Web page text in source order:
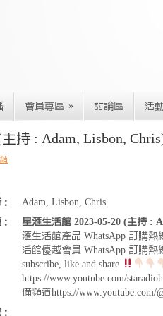
會員專區 » 討論區 活
持 : Adam, Lisbon,
Adam, Lisbon, Chris
星滙生活館 2023-05-20 (主持 :
滙生活館產品 WhatsApp 訂購熱
活館優越會員 WhatsApp 訂購熱
subscribe, like and share
https://www.youtube.com/
備頻道https://www.youtube.com/